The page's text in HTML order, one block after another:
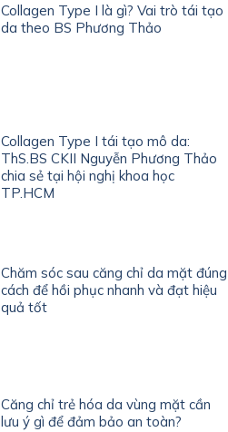
Collagen Type I là gì? Vai trò tái tạo
da theo BS Phương Thảo
Collagen Type I tái tạo mô da:
ThS.BS CKII Nguyễn Phương Thảo
chia sẻ tại hội nghị khoa học
TP.HCM
Chăm sóc sau căng chỉ da mặt đúng
cách để hồi phục nhanh và đạt hiệu
quả tốt
Căng chỉ trẻ hóa da vùng mặt cần
lưu ý gì để đảm bảo an toàn?